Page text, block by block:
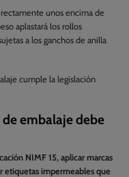
unos encima de
aplastará los rollos
a los ganchos de anilla
cumple la legislación
embalaje debe
NIMF 15, aplicar marcas
etiquetas impermeables que